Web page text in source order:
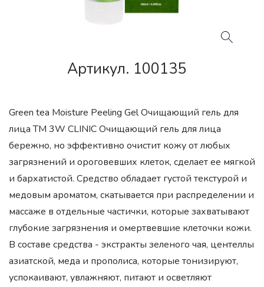
Артикул. 100135
Green tea Moisture Peeling Gel Очищающий гель для
лица ТМ 3W CLINIC Очищающий гель для лица
бережно, но эффективно очистит кожу от любых
загрязнений и ороговевших клеток, сделает ее мягкой
и бархатистой. Средство обладает густой текстурой и
медовым ароматом, скатывается при распределении и
массаже в отдельные частички, которые захватывают
глубокие загрязнения и омертвевшие клеточки кожи.
В составе средства - экстракты зеленого чая, центеллы
азиатской, меда и прополиса, которые тонизируют,
успокаивают, увлажняют, питают и осветляют